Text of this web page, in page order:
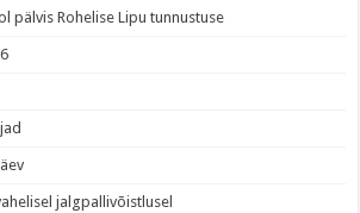
pälvis Rohelise Lipu tunnustuse
jalgpallivõistlusel